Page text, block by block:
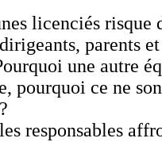
licenciés risque
parents
une autre
pourquoi ce ne
responsables